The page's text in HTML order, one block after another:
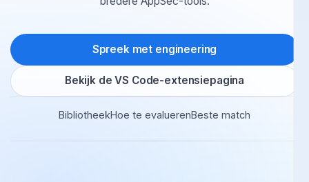
Spreek met engineering
Bekijk de VS Code-extensiepagina
BibliotheekHoe te evaluerenBeste match